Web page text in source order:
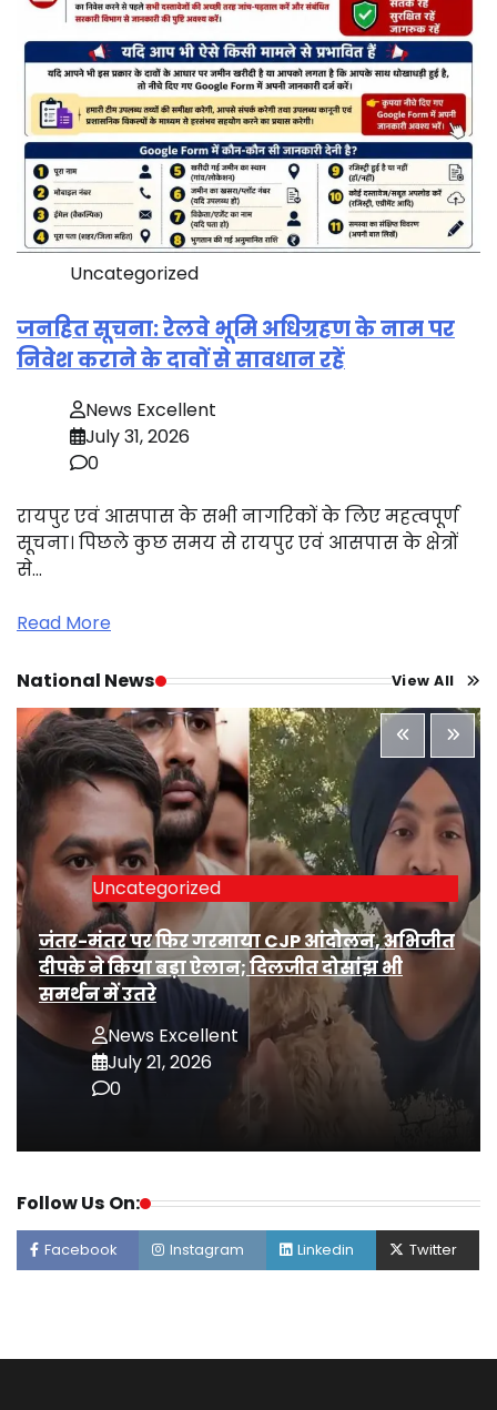
Uncategorized
जनहित सूचना: रेलवे भूमि अधिग्रहण के नाम पर
निवेश कराने के दावों से सावधान रहें
News Excellent
July 31, 2026
0
रायपुर एवं आसपास के सभी नागरिकों के लिए महत्वपूर्ण
सूचना। पिछले कुछ समय से रायपुर एवं आसपास के क्षेत्रों
से…
Read More
National News View All
Uncategorized
जंतर-मंतर पर फिर गरमाया CJP आंदोलन, अभिजीत
दीपके ने किया बड़ा ऐलान; दिलजीत दोसांझ भी
समर्थन में उतरे
News Excellent
July 21, 2026
0
Follow Us On:
Facebook Instagram Linkedin Twitter